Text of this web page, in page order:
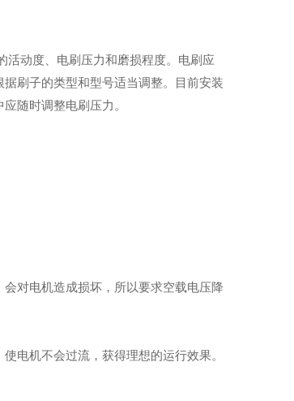
动度、电刷压力和磨损程度。电刷应
刷子的类型和型号适当调整。目前安装
随时调整电刷压力。
对电机造成损坏，所以要求空载电压降
机不会过流，获得理想的运行效果。